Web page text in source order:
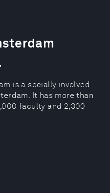
is a socially involved
It has more than
faculty and 2,300